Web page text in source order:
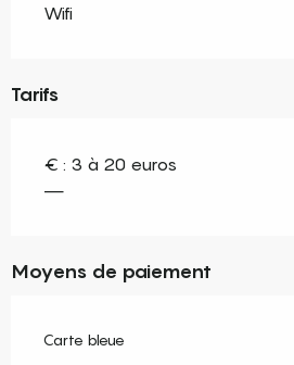
Wifi
Tarifs
€ : 3 à 20 euros
—
Moyens de paiement
Carte bleue